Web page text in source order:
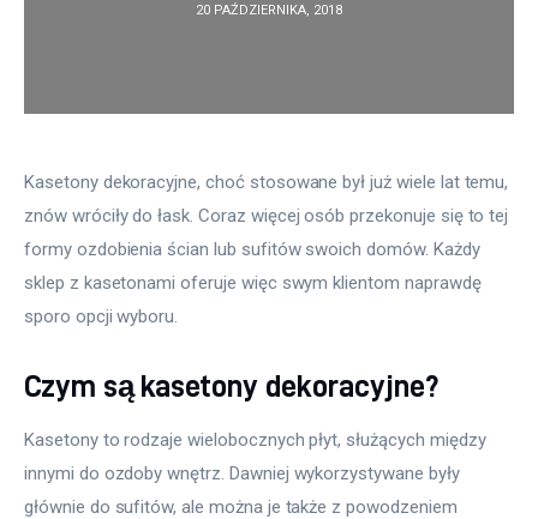
Więcej
20 PAŹDZIERNIKA, 2018
Kasetony dekoracyjne, choć stosowane był już wiele lat temu,
znów wróciły do łask. Coraz więcej osób przekonuje się to tej
formy ozdobienia ścian lub sufitów swoich domów. Każdy
sklep z kasetonami oferuje więc swym klientom naprawdę
sporo opcji wyboru.
Czym są kasetony dekoracyjne?
Kasetony to rodzaje wielobocznych płyt, służących między
innymi do ozdoby wnętrz. Dawniej wykorzystywane były
głównie do sufitów, ale można je także z powodzeniem